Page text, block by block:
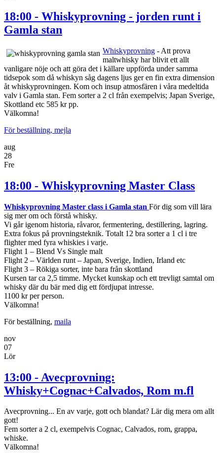
18:00 - Whiskyprovning - jorden runt i
Gamla stan
Whiskyprovning - Att prova
maltwhisky har blivit ett allt
vanligare nöje och att göra det i källare uppförda under samma
tidsepok som då whiskyn såg dagens ljus ger en fin extra dimension
åt whiskyprovningen. Kom och insup atmosfären i våra medeltida
valv i Gamla stan. Fem sorter a 2 cl från exempelvis; Japan Sverige,
Skottland etc 585 kr pp.
Välkomna!
För beställning, mejla
aug
28
Fre
18:00 - Whiskyprovning Master Class
Whiskyprovning Master class i Gamla stan För dig som vill lära
sig mer om och förstå whisky.
Vi går igenom historia, råvaror, fermentering, destillering, lagring.
Extra fokus på provningsteknik. Totalt 12 bra sorter a 1 cl i tre
flighter med fyra whiskies i varje.
Flight 1 – Blend Vs Single malt
Flight 2 – Världen runt – Japan, Sverige, Indien, Irland etc
Flight 3 – Rökiga sorter, inte bara från skottland
Kursen tar ca 2,5 timme. Mycket kunskap och ett trevligt samtal om
whisky där du bär med dig ett fördjupat intresse.
1100 kr per person.
Välkomna!
För beställning, maila
nov
07
Lör
13:00 - Avecprovning:
Whisky+Cognac+Calvados, Rom m.fl
Avecprovning... En av varje, gott och blandat? Lär dig mera om allt
gott!
Fem sorter a 2 cl, exempelvis Cognac, Calvados, rom, grappa,
whiske.
Välkomna!